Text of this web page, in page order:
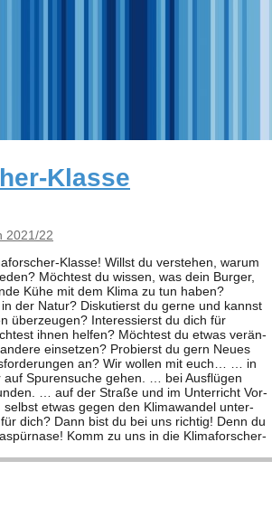
Klasse
2021/22
Klasse! Willst du ver­ste­hen, warum
Möch­test du wis­sen, was dein Bur­ger,
Kühe mit dem Klima zu tun haben?
der Natur? Dis­ku­tierst du gerne und kannst
über­zeu­gen? Inter­es­sierst du dich für
ihnen hel­fen? Möch­test du etwas ver­än­
ein­set­zen? Pro­bierst du gern Neues
an? Wir wol­len mit euch… … in
Spu­ren­su­che gehen. … bei Aus­flü­gen
… auf der Straße und im Unter­richt Vor­
etwas gegen den Kli­ma­wan­del unter­
dich? Dann bist du bei uns rich­tig! Denn du
Komm zu uns in die Kli­ma­for­scher-